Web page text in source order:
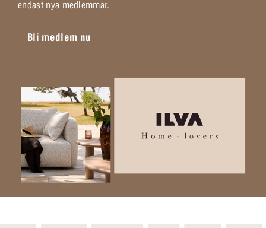
endast nya medlemmar.
Bli medlem nu